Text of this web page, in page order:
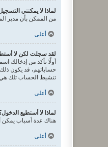
لماذا لا يمكنني
من الممكن بأن مدير
أعلى
لقد سجلت لكن لا
حساباتهم، قد يكون
تنشيط الحساب تلك هي
أعلى
لماذا لا أستطيع
هناك عدة أسباب يمكن
أعلى